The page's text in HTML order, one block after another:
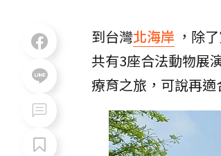
到台灣北海岸 ，除
共有3座合法動物展
療育之旅，可說再適